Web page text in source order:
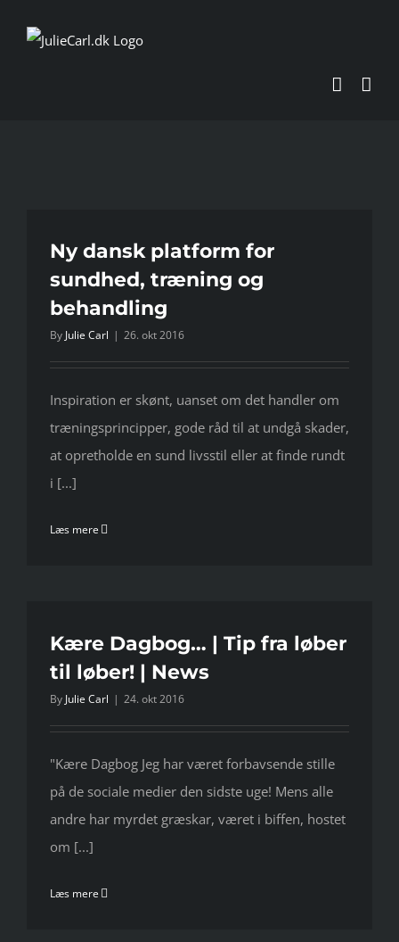
Ny dansk platform for
sundhed, træning og
behandling
By Julie Carl | 26. okt 2016
Inspiration er skønt, uanset om det handler om
træningsprincipper, gode råd til at undgå skader,
at opretholde en sund livsstil eller at finde rundt
i [...]
Læs mere
Kære Dagbog… | Tip fra løber
til løber! | News
By Julie Carl | 24. okt 2016
"Kære Dagbog Jeg har været forbavsende stille
på de sociale medier den sidste uge! Mens alle
andre har myrdet græskar, været i biffen, hostet
om [...]
Læs mere